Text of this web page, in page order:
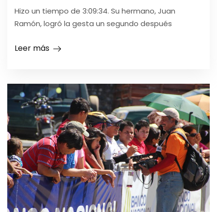
Hizo un tiempo de 3:09:34. Su hermano, Juan
Ramón, logró la gesta un segundo después
Leer más